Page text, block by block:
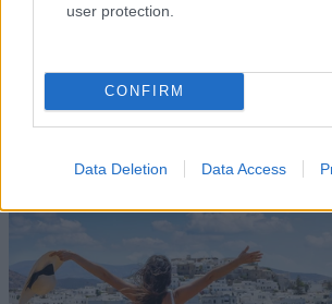
user protection.
CONFIRM
Data Deletion Data Access
Πώς σχεδιάζει η κυβέρνηση να